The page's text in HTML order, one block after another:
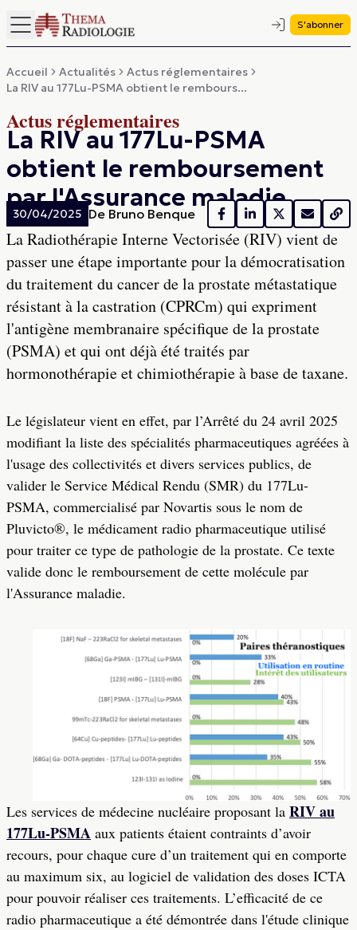
S'abonner
Accueil Actualités
Actus réglementaires
La RIV au 177Lu-PSMA obtient le rembours...
Actus réglementaires
La RIV au 177Lu-PSMA
obtient le remboursement
par l'Assurance maladie
30/04/2025 De Bruno Benque
La Radiothérapie Interne Vectorisée (RIV) vient de
passer une étape importante pour la démocratisation
du traitement du cancer de la prostate métastatique
résistant à la castration (CPRCm) qui expriment
l'antigène membranaire spécifique de la prostate
(PSMA) et qui ont déjà été traités par
hormonothérapie et chimiothérapie à base de taxane.
Le législateur vient en effet, par l’Arrêté du 24 avril 2025
modifiant la liste des spécialités pharmaceutiques agréées à
l'usage des collectivités et divers services publics, de
valider le Service Médical Rendu (SMR) du 177Lu-
PSMA, commercialisé par Novartis sous le nom de
Pluvicto®, le médicament radio pharmaceutique utilisé
pour traiter ce type de pathologie de la prostate. Ce texte
valide donc le remboursement de cette molécule par
l'Assurance maladie.
Les services de médecine nucléaire proposant la RIV au
177Lu-PSMA aux patients étaient contraints d’avoir
recours, pour chaque cure d’un traitement qui en comporte
au maximum six, au logiciel de validation des doses ICTA
pour pouvoir réaliser ces traitements. L’efficacité de ce
radio pharmaceutique a été démontrée dans l'étude clinique